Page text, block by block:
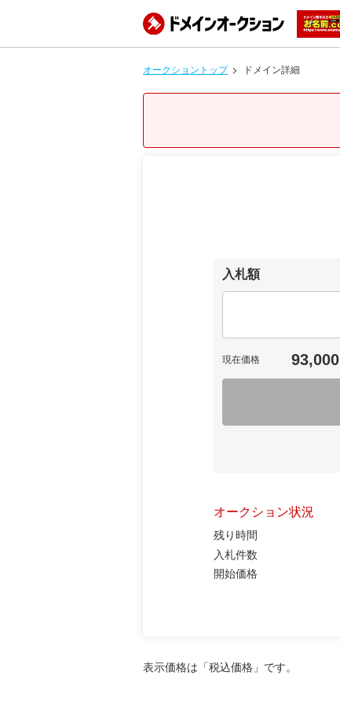
オークショントップ ドメイン詳細
入札額
現在価格 93,000
オークション状況
残り時間
入札件数
開始価格
表示価格は「税込価格」です。